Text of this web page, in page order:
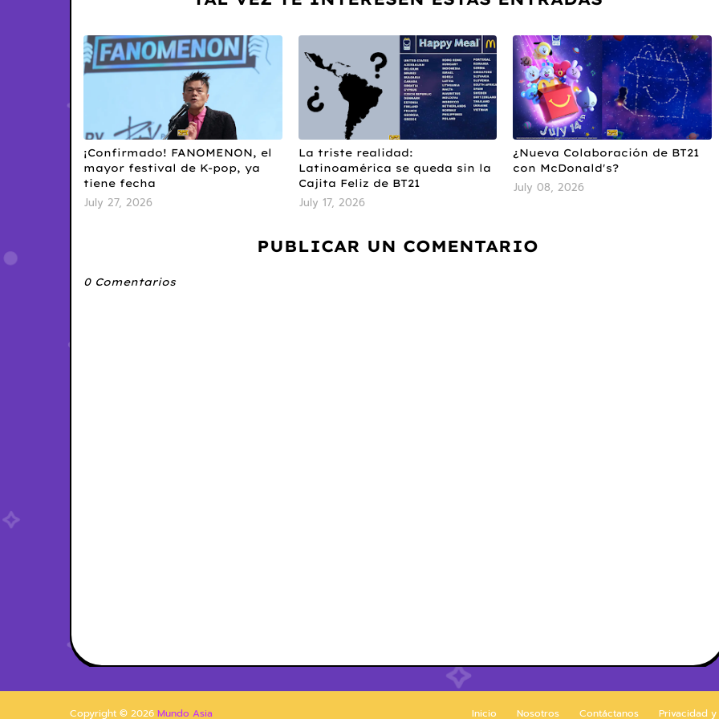
¡Confirmado! FANOMENON, el
mayor festival de K-pop, ya
tiene fecha
July 27, 2026
La triste realidad:
Latinoamérica se queda sin la
Cajita Feliz de BT21
July 17, 2026
¿Nueva Colaboración de BT21
con McDonald's?
July 08, 2026
PUBLICAR UN COMENTARIO
0 Comentarios
Inicio Nosotros Contáctanos Privacidad
Copyright © 2026 Mundo Asia